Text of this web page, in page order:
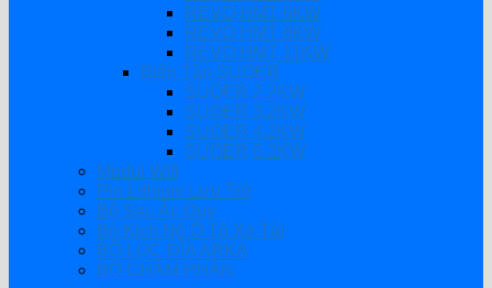
REVO HMT 6KW
REVO HMT 8KW
REVO HMT 11KW
Biến Tần SUOER
SUOER 2.2KW
SUOER 3.2KW
SUOER 4.2KW
SUOER 6.2KW
Modul Wifi
Pin Lithium Lưu Trữ
Bộ Sạc Ắc Quy
Bộ Kích Nổ Ô Tô Xe Tải
BỘ LỌC ĐĨA ARKA
BỘ CHÂM PHÂN